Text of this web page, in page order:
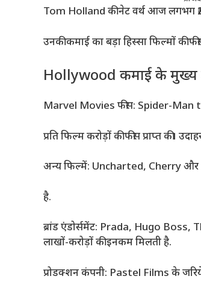
Tom Holland की नेट वर्थ आज लगभग
उनकी कमाई का बड़ा हिस्सा फिल्मों की
Hollywood कमाई के मुख्य
Marvel Movies फीस: Spider-Man
प्रति फिल्म करोड़ों की फीस प्राप्त की।
अन्य फिल्में: Uncharted, Cherry और
है.
ब्रांड एंडोर्समेंट: Prada, Hugo Boss,
लाखों-करोड़ों की इनकम मिलती है.
प्रोडक्शन कंपनी: Pastel Films के